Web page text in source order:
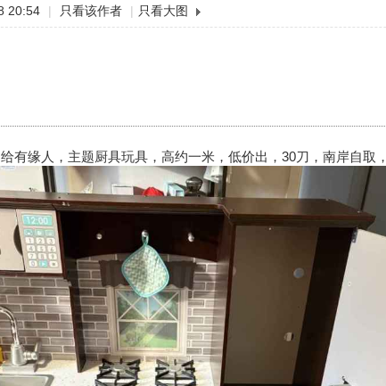
20:54 | 只看该作者 | 只看大图
有缘人，主题厨具玩具，高约一米，低价出，30刀，南岸自取